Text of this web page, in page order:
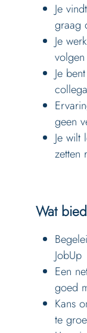
Je
graag
Je
volgen
Je
geen
Je wilt
zetten
Wat
JobUp
Een
goed
Kans
te